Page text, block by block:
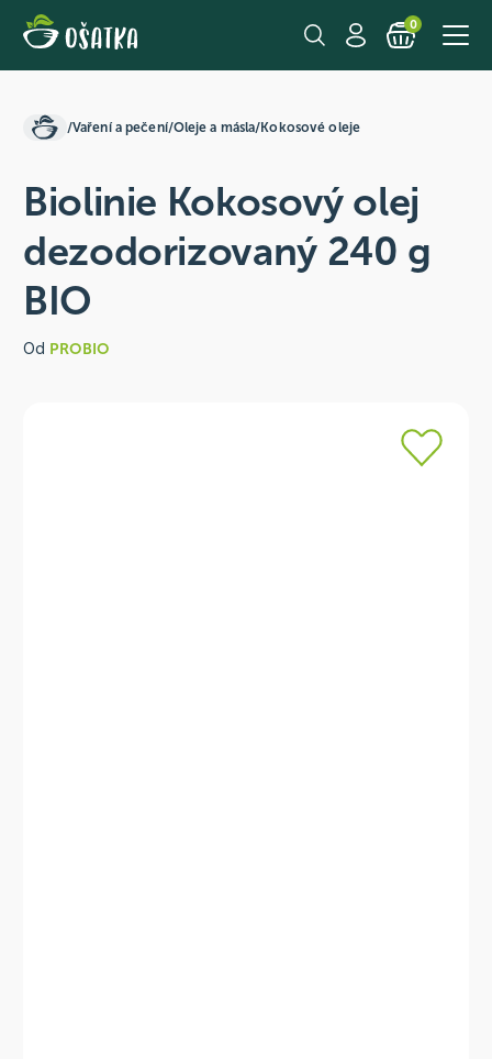
0
/Vaření a pečení/Oleje a másla/Kokosové oleje
Biolinie Kokosový olej
dezodorizovaný 240 g
BIO
Od PROBIO